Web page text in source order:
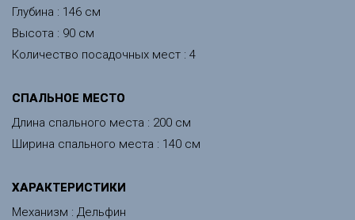
Глубина : 146 см
Высота : 90 см
Количество посадочных мест : 4
CПАЛЬНОЕ МЕСТО
Длина спального места : 200 см
Ширина спального места : 140 см
ХАРАКТЕРИСТИКИ
Механизм : Дельфин